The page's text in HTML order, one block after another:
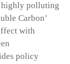
highly polluting
Carbon’
with
policy